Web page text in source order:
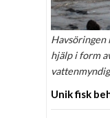
Havsöringen
hjälp i form
Unik fisk